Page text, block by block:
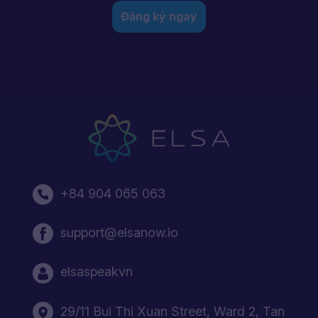
Đăng ký ngay
+84 904 065 063
support@elsanow.io
elsaspeakvn